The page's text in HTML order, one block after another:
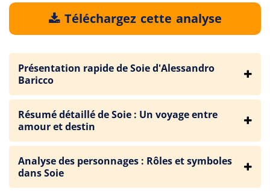
Téléchargez cette analyse
Présentation rapide de Soie d'Alessandro
Baricco
Résumé détaillé de Soie : Un voyage entre
amour et destin
Analyse des personnages : Rôles et symboles
dans Soie